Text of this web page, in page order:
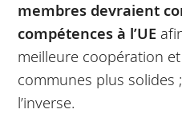
membres devraient
compétences à l’UE
meilleure coopération
communes plus solides
l’inverse.